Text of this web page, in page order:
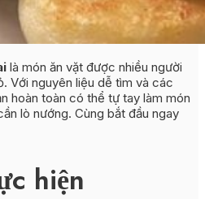
là món ăn vặt được nhiều người
Với nguyên liệu dễ tìm và các
hoàn toàn có thể tự tay làm món
lò nướng. Cùng bắt đầu ngay
hiện